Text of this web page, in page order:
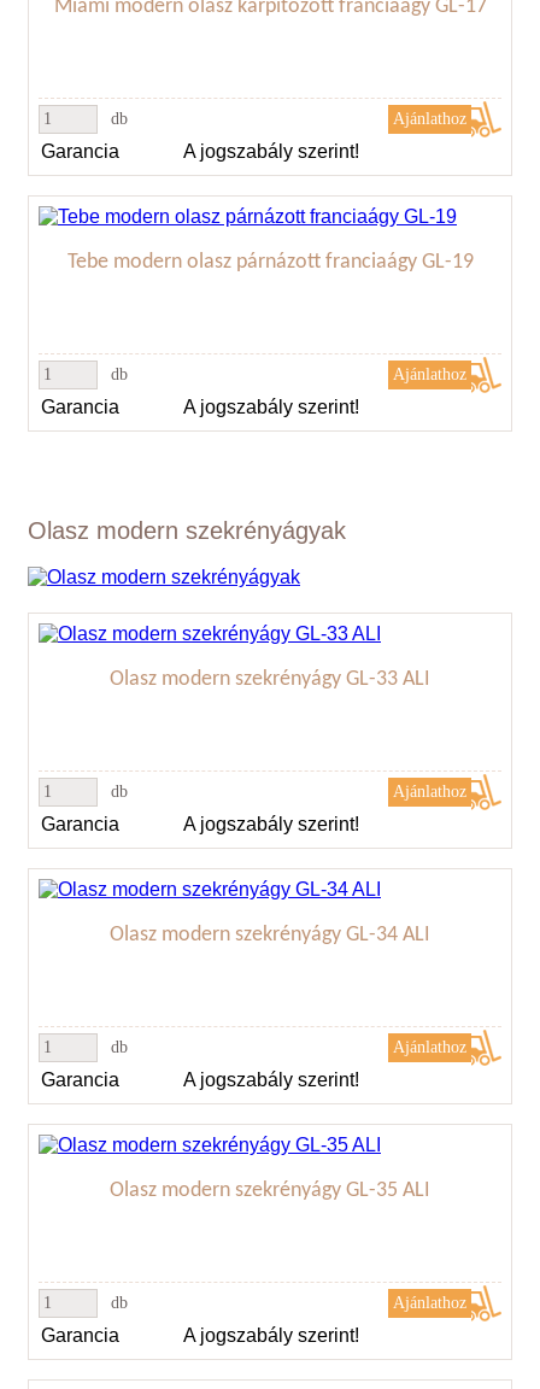
Miami modern olasz kárpitozott franciaágy GL-17
db
Garancia A jogszabály szerint!
Tebe modern olasz párnázott franciaágy GL-19
db
Garancia A jogszabály szerint!
Olasz modern szekrényágyak
Olasz modern szekrényágy GL-33 ALI
db
Garancia A jogszabály szerint!
Olasz modern szekrényágy GL-34 ALI
db
Garancia A jogszabály szerint!
Olasz modern szekrényágy GL-35 ALI
db
Garancia A jogszabály szerint!